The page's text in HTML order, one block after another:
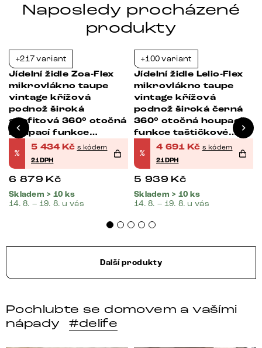
Naposledy procházené
produkty
+217 variant
Jídelní židle Zoa-Flex
mikrovlákno taupe
vintage křížová
podnož široká
grafitová 360° otočná
houpací funkce
taštičkové pružiny
%
5 434 Kč s kódem
21DPH
6 879 Kč
Skladem > 10 ks
14. 8. – 19. 8. u vás
+100 variant
Jídelní židle Lelio-Flex
mikrovlákno taupe
vintage křížová
podnož široká černá
360° otočná houpací
funkce taštičkové
pružiny
%
4 691 Kč s kódem
21DPH
5 939 Kč
Skladem > 10 ks
14. 8. – 19. 8. u vás
Další produkty
Pochlubte se domovem a vašími
nápady
#delife